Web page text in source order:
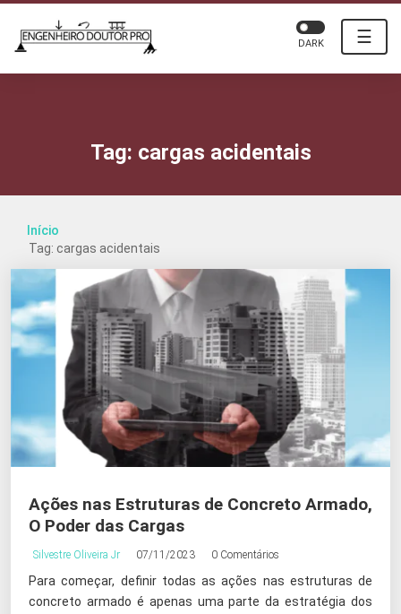
☰
DARK
Tag: cargas acidentais
Início
Tag: cargas acidentais
Ações nas Estruturas de Concreto Armado,
O Poder das Cargas
Silvestre Oliveira Jr 07/11/2023 0 Comentários
Para começar, definir todas as ações nas estruturas de
concreto armado é apenas uma parte da estratégia dos